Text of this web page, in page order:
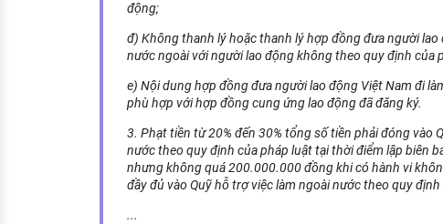
động;
đ) Không thanh lý hoặc thanh lý hợp đồng đưa người lao
nước ngoài với người lao động không theo quy định của
e) Nội dung hợp đồng đưa người lao động Việt Nam đi
phù hợp với hợp đồng cung ứng lao động đã đăng ký.
3. Phạt tiền từ 20% đến 30% tổng số tiền phải đóng vào
nước theo quy định của pháp luật tại thời điểm lập biên
nhưng không quá 200.000.000 đồng khi có hành vi
đầy đủ vào Quỹ hỗ trợ việc làm ngoài nước theo quy định
...